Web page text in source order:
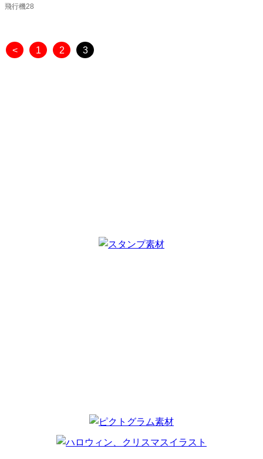
飛行機28
< 1 2 3